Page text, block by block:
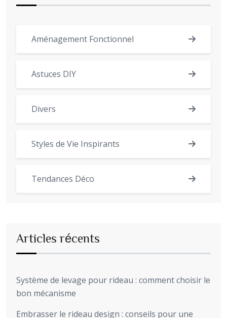
Aménagement Fonctionnel
Astuces DIY
Divers
Styles de Vie Inspirants
Tendances Déco
Articles récents
Système de levage pour rideau : comment choisir le
bon mécanisme
Embrasser le rideau design : conseils pour une